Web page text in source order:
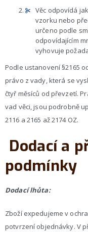
Věc odpovídá
vzorku nebo
určeno podle
odpovídajícím
vyhovuje
Podle ustanovení §2165
právo z vady, která se
čtyř měsíců od převzetí.
vad věci, jsou podrobně
2116 a 2165 až 2174 OZ.
Dodací a
podmínky
Dodací lhůta:
Zboží expedujeme v
potvrzení objednávky. V